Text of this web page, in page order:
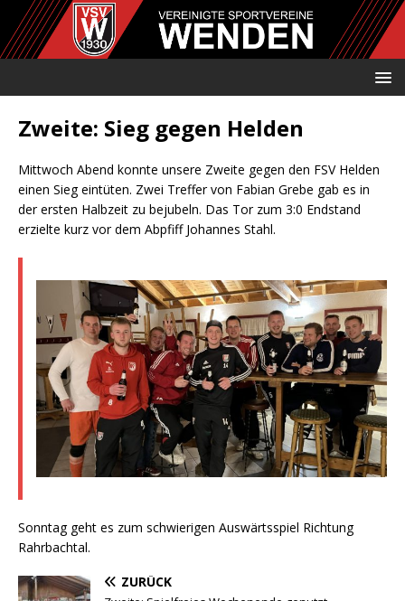
Zweite: Sieg gegen Helden
Mittwoch Abend konnte unsere Zweite gegen den FSV Helden
einen Sieg eintüten. Zwei Treffer von Fabian Grebe gab es in
der ersten Halbzeit zu bejubeln. Das Tor zum 3:0 Endstand
erzielte kurz vor dem Abpfiff Johannes Stahl.
Sonntag geht es zum schwierigen Auswärtsspiel Richtung
Rahrbachtal.
ZURÜCK